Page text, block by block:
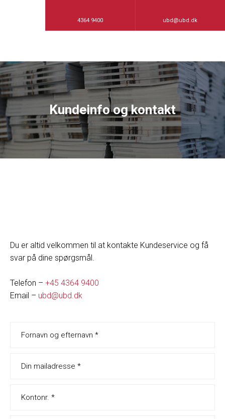
4364 9400 ubd@ubd.dk
Kundeinfo og kontakt​
Du er altid velkommen til at kontakte Kundeservice og få
svar på dine spørgsmål.
Telefon – +45 4364 9400
Email – ubd@ubd.dk